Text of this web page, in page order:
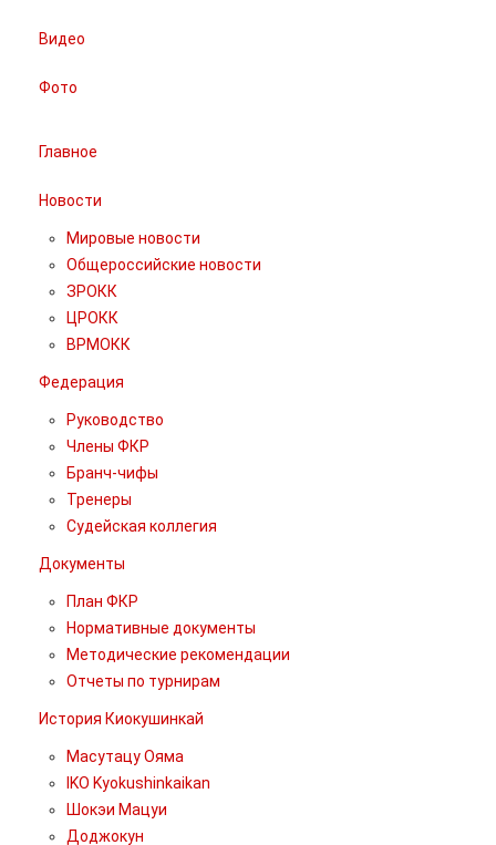
Видео
Фото
Главное
Новости
Мировые новости
Общероссийские новости
ЗРОКК
ЦРОКК
ВРМОКК
Федерация
Руководство
Члены ФКР
Бранч-чифы
Тренеры
Судейская коллегия
Документы
План ФКР
Нормативные документы
Методические рекомендации
Отчеты по турнирам
История Киокушинкай
Масутацу Ояма
IKO Kyokushinkaikan
Шокэи Мацуи
Доджокун